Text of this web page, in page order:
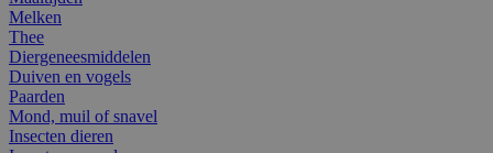
Melken
Thee
Diergeneesmiddelen
Duiven en vogels
Paarden
Mond, muil of snavel
Insecten dieren